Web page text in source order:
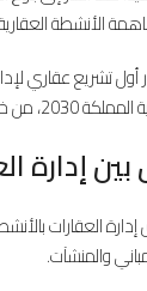
الأنشطة العقارية
تشريع عقاري
جاذبة ورفع كفاءة القطاع العقاري.
بين إدارة
إدارة العقارات
والمنشآت.